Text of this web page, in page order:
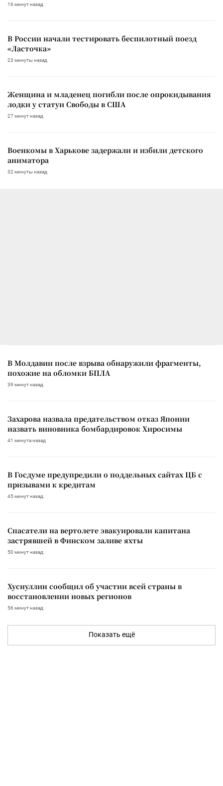
16 минут назад
В России начали тестировать беспилотный поезд
«Ласточка»
23 минуты назад
Женщина и младенец погибли после опрокидывания
лодки у статуи Свободы в США
27 минут назад
Военкомы в Харькове задержали и избили детского
аниматора
32 минуты назад
В Молдавии после взрыва обнаружили фрагменты,
похожие на обломки БПЛА
39 минут назад
Захарова назвала предательством отказ Японии
назвать виновника бомбардировок Хиросимы
41 минута назад
В Госдуме предупредили о поддельных сайтах ЦБ с
призывами к кредитам
45 минут назад
Спасатели на вертолете эвакуировали капитана
застрявшей в Финском заливе яхты
50 минут назад
Хуснуллин сообщил об участии всей страны в
восстановлении новых регионов
56 минут назад
Показать ещё